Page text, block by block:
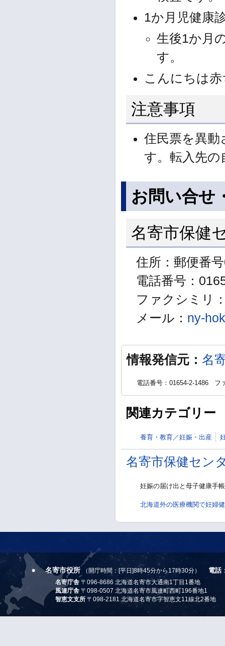
1か月児健康
生後1か月
す。
こんにちは
注意事項
住民票を異動
す。転入先
お問い合せ
名寄市保健
住所：郵便番
電話番号：
ファクシミリ
メール： ny-
情報発信元： 名
電話番号：01654-2-1486 フ
関連カテゴリー
養育・教育／妊娠・出産
名寄市保健セン
妊娠の届け出と母子健康手
北海道外の医療機関で妊婦
名寄市役所 （開庁時間：[平日]8時45分から17時30分） 電話
名寄庁舎 〒096-8686 北海道名寄市大通南1丁目1番地
風連庁舎 〒098-0507 北海道名寄市風連町西町196番地1
智恵文支所 〒098-2181 北海道名寄市字智恵文11線北2番地